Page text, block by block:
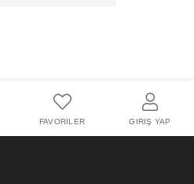
FAVORILER GIRIŞ YAP